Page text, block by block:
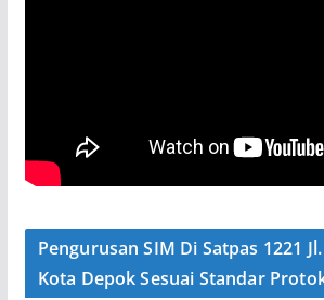
Pengurusan SIM Di Satpas 1221
Kota Depok Sesuai Standar